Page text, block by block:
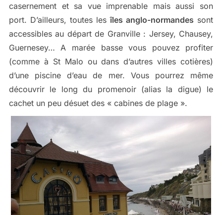
casernement et sa vue imprenable mais aussi son
port. D’ailleurs, toutes lesîles anglo-normandes sont
accessibles au départ de Granville : Jersey, Chausey,
Guernesey… A marée basse vous pouvez profiter
(comme à St Malo ou dans d’autres villes cotières)
d’une piscine d’eau de mer. Vous pourrez même
découvrir le long du promenoir (alias la digue) le
cachet un peu désuet des « cabines de plage ».